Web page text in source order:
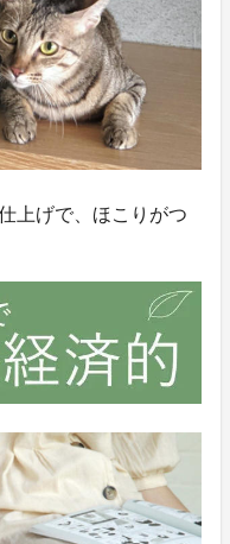
上げで、ほこりがつ